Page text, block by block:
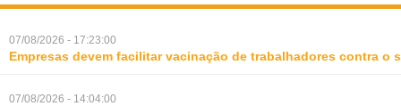
07/08/2026 - 17:23:00
Empresas devem facilitar vacinação de trabalhadores contra o
07/08/2026 - 14:04:00